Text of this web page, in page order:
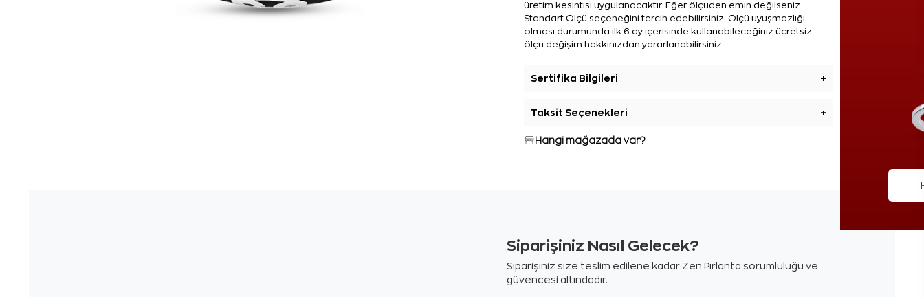
üretim kesintisi uygulanacaktır. Eğer ölçüden emin değilseniz
Standart Ölçü seçeneğini tercih edebilirsiniz. Ölçü uyuşmazlığı
olması durumunda ilk 6 ay içerisinde kullanabileceğiniz ücretsiz
ölçü değişim hakkınızdan yararlanabilirsiniz.
Sertifika Bilgileri +
Taksit Seçenekleri +
Hangi mağazada var?
Siparişiniz Nasıl Gelecek?
Siparişiniz size teslim edilene kadar Zen Pırlanta sorumluluğu ve
güvencesi altındadır.